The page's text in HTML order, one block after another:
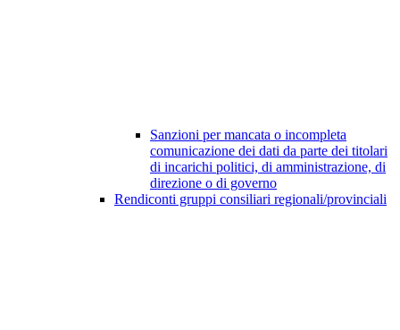
Sanzioni per mancata o incompleta
comunicazione dei dati da parte dei titolari
di incarichi politici, di amministrazione, di
direzione o di governo
Rendiconti gruppi consiliari regionali/provinciali